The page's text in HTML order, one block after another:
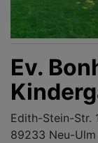
Ev.
Edith-Stein-Str.
89233 Neu-Ulm